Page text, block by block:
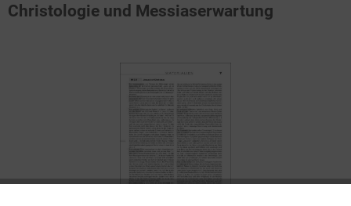
Christologie und Messiaserwartung